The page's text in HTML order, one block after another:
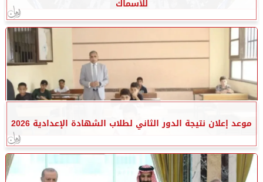
للأسماك
موعد إعلان نتيجة الدور الثاني لطلاب الشهادة الإعدادية 2026